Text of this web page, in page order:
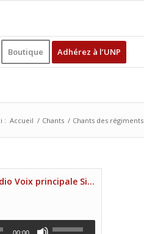
Boutique Adhérez à l’UNP
: Accueil / Chants / Chants des régiments
Etre et durer (Audio Voix principale Site UNP)